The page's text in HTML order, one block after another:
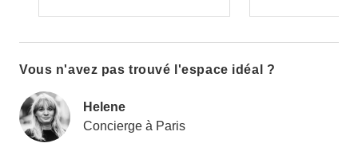
Vous n'avez pas trouvé l'espace idéal ?
Helene
Concierge à Paris